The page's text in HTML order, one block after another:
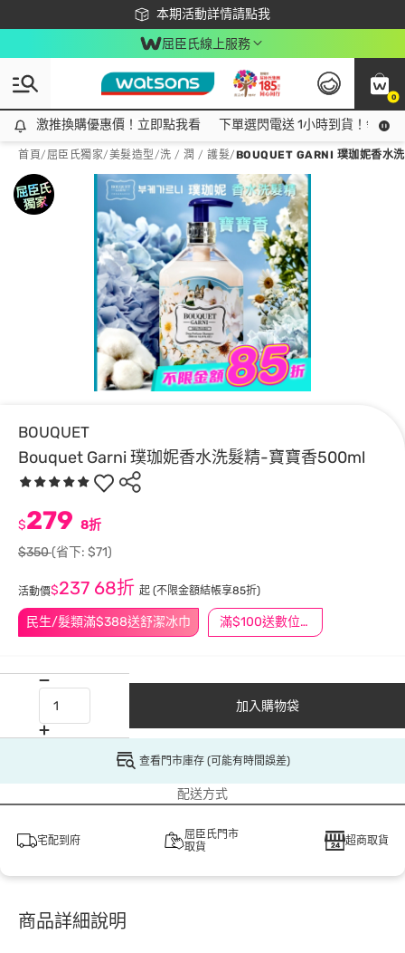
本期活動詳情請點我
下載app最高回饋$350
屈臣氏線上服務
0
激推換購優惠價！立即點我看
激推換購優惠價！立即點我看 下單選閃電送 1小時到貨！領神
首頁/ 屈臣氏獨家/美髮造型/洗 / 潤 / 護髮/BOUQUET GARNI 璞珈妮香水
BOUQUET
Bouquet Garni 璞珈妮香水洗髮精-寶寶香500ml
民生/髮類滿$388送舒潔冰巾 滿$100送數位印花
$279 8折
$350(省下: $71)
活動價$237 68折 起 (不限金額結帳享85折)
加入購物袋
查看門市庫存 (可能有時間誤差)
配送方式
宅配到府
屈臣氏門市
取貨
超商取貨
商品詳細說明